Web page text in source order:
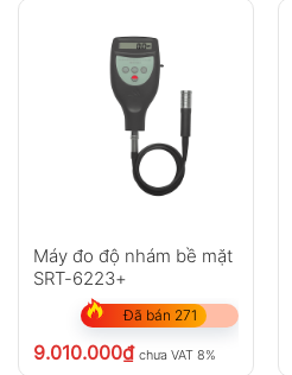
Máy đo độ nhám bề mặt
SRT-6223+
Đã bán 271
9.010.000₫ chưa VAT 8%